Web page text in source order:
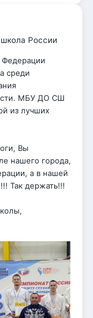
России
Федерации
среди
МБУ ДО СШ
из лучших
Вы
нашего города,
а в нашей
Так держать!!!